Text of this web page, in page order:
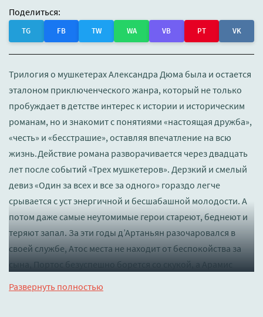
Поделиться:
TG FB TW WA VB PT VK
Трилогия о мушкетерах Александра Дюма была и остается
эталоном приключенческого жанра, который не только
пробуждает в детстве интерес к истории и историческим
романам, но и знакомит с понятиями «настоящая дружба»,
«честь» и «бесстрашие», оставляя впечатление на всю
жизнь.Действие романа разворачивается через двадцать
лет после событий «Трех мушкетеров». Дерзкий и смелый
девиз «Один за всех и все за одного» гораздо легче
срывается с уст энергичной и бесшабашной молодости. А
потом даже самые неутомимые герои стареют, беднеют и
теряют запал. За эти годы д’Артаньян разочаровался в
своей службе, Атос места не находит от беспокойства за
сына, Портос безуспешно борется со скукой, а Арамис
Развернуть полностью